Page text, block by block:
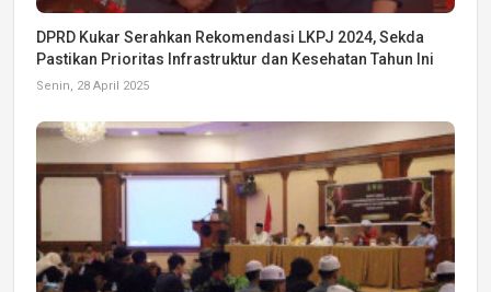
DPRD Kukar Serahkan Rekomendasi LKPJ 2024, Sekda
Pastikan Prioritas Infrastruktur dan Kesehatan Tahun Ini
Senin, 28 April 2025